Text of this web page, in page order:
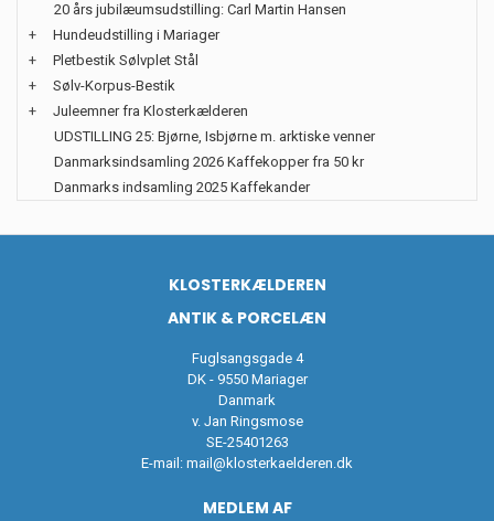
20 års jubilæumsudstilling: Carl Martin Hansen
+
Hundeudstilling i Mariager
+
Pletbestik Sølvplet Stål
+
Sølv-Korpus-Bestik
+
Juleemner fra Klosterkælderen
UDSTILLING 25: Bjørne, Isbjørne m. arktiske venner
Danmarksindsamling 2026 Kaffekopper fra 50 kr
Danmarks indsamling 2025 Kaffekander
KLOSTERKÆLDEREN
ANTIK & PORCELÆN
Fuglsangsgade 4
DK - 9550 Mariager
Danmark
v. Jan Ringsmose
SE-25401263
E-mail: mail@klosterkaelderen.dk
MEDLEM AF